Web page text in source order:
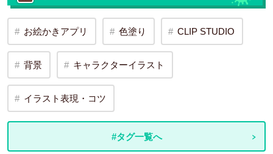
お絵かきアプリ 色塗り CLIP STUDIO
背景 キャラクターイラスト
イラスト表現・コツ
#タグ一覧へ